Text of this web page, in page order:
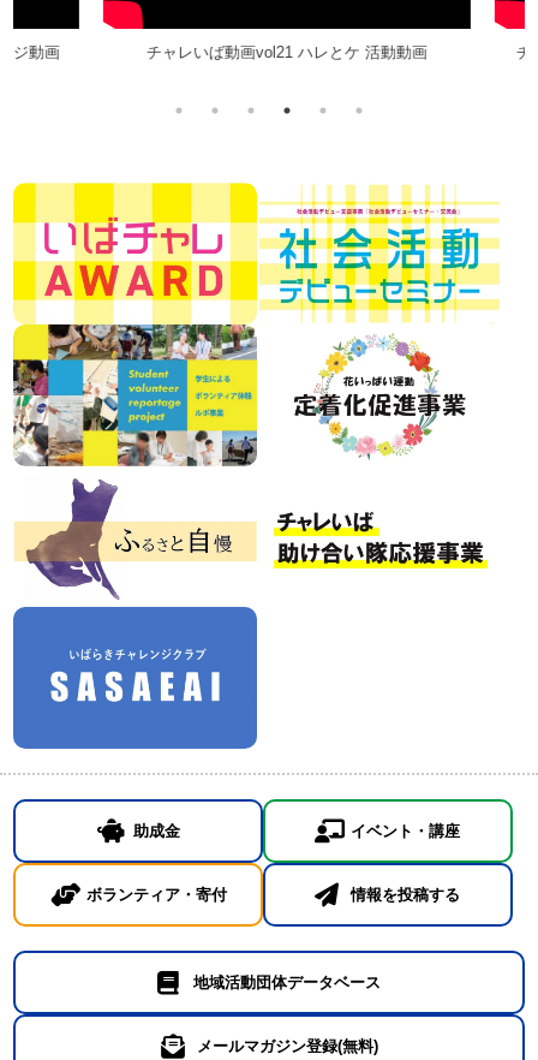
動画 チャレいば動画vol21 ハレとケ 活動動画 チ
助成金 イベント・講座
ボランティア・寄付 情報を投稿する
地域活動団体データベース
メールマガジン登録(無料)